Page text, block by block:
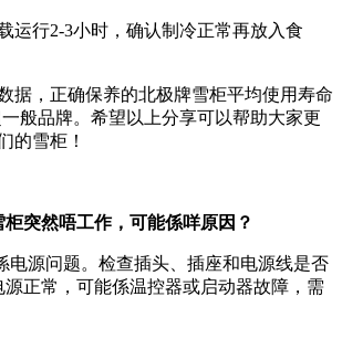
运行2-3小时，确认制冷正常再放入食
据，正确保养的北极牌雪柜平均使用寿命
一般品牌。希望以上分享可以帮助大家更
的雪柜！
柜突然唔工作，可能係咩原因？
电源问题。检查插头、插座和电源线是否
源正常，可能係温控器或启动器故障，需